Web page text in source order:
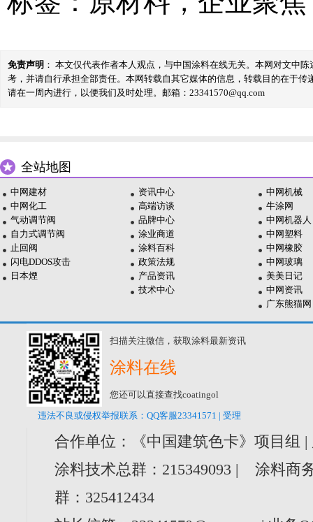
免责声明 ： 本文仅代表作者本人观点，与中国涂料在线无关。本网对文中
考，并请自行承担全部责任。本网转载自其它媒体的信息，转载目的在于
请在一周内进行，以便我们及时处理。邮箱：23341570@qq.com
全站地图
中网建材
中网化工
气动调节阀
自力式调节阀
止回阀
闪电DDOS攻击
日本煙
资讯中心
高端访谈
品牌中心
涂业商道
涂料百科
政策法规
产品资讯
技术中心
中网机械
牛涂网
中网机器人
中网塑料
中网橡胶
中网玻璃
美美日记
中网资讯
广东熊猫网
扫描关注微信，获取涂料最新资讯
涂料在线
您还可以直接查找coatingol
违法不良或侵权举报联系：QQ客服23341571 | 受理
合作单位：《中国建筑色卡》项目组
涂料技术总群：215349093 | 涂料商
群：325412434